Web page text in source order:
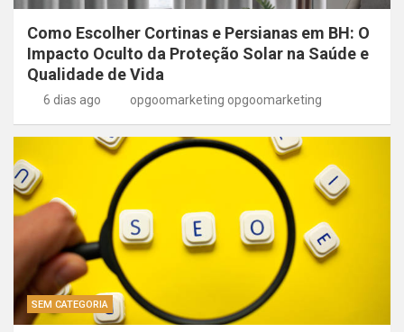
Como Escolher Cortinas e Persianas em BH: O
Impacto Oculto da Proteção Solar na Saúde e
Qualidade de Vida
6 dias ago opgoomarketing opgoomarketing
SEM CATEGORIA